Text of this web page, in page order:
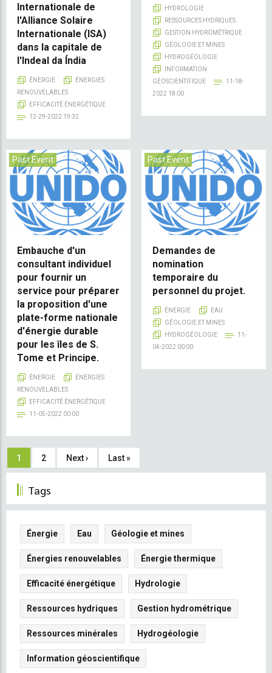
Internationale de
l'Alliance Solaire
Internationale (ISA)
dans la capitale de
l'Indeal da Índia
ÉNERGIE
ÉNERGIES
RENOUVELABLES
EFFICACITÉ ÉNERGÉTIQUE
12-29-2022 19:32
HYDROLOGIE
RESSOURCES HYDRIQUES
GESTION HYDROMÉTRIQUE
GÉOLOGIE ET MINES
HYDROGÉOLOGIE
INFORMATION
GÉOSCIENTIFIQUE
11-18-
2022 18:00
Past Event
Embauche d'un
consultant individuel
pour fournir un
service pour préparer
la proposition d'une
plate-forme nationale
d'énergie durable
pour les îles de S.
Tome et Principe.
ÉNERGIE
ÉNERGIES
RENOUVELABLES
EFFICACITÉ ÉNERGÉTIQUE
11-05-2022 00:00
Past Event
Demandes de
nomination
temporaire du
personnel du projet.
ÉNERGIE
EAU
GÉOLOGIE ET MINES
HYDROGÉOLOGIE
11-
04-2022 00:00
Pagination
Current
1 Page
2 Next
Next › Last
Last »
Tags
Énergie Eau Géologie et mines
Énergies renouvelables Énergie thermique
Efficacité énergétique Hydrologie
Ressources hydriques Gestion hydrométrique
Ressources minérales Hydrogéologie
Information géoscientifique